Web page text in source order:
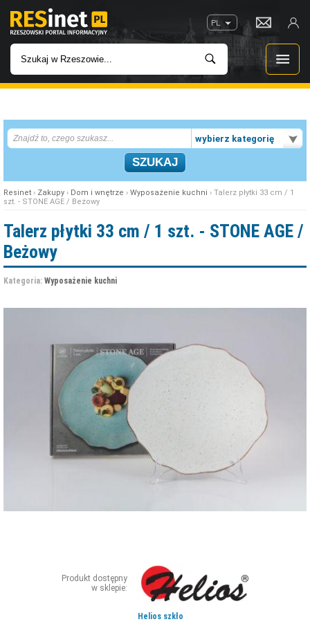
PL
INWESTYCJE
IMPREZY
W KINACH
W RZESZOWIE
wybierz kategorię
Resinet › Zakupy › Dom i wnętrze › Wyposażenie kuchni › Talerz płytki 33 cm / 1
szt. - STONE AGE / Beżowy
Talerz płytki 33 cm / 1 szt. - STONE AGE /
Beżowy
Kategoria: Wyposażenie kuchni
Produkt dostępny
w sklepie:
Helios szkło